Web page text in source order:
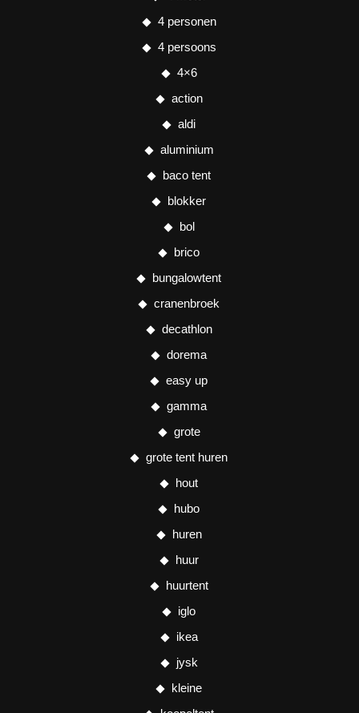
4 personen
4 persoons
4×6
action
aldi
aluminium
baco tent
blokker
bol
brico
bungalowtent
cranenbroek
decathlon
dorema
easy up
gamma
grote
grote tent huren
hout
hubo
huren
huur
huurtent
iglo
ikea
jysk
kleine